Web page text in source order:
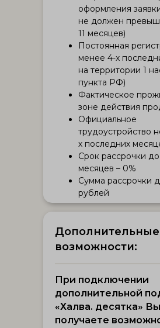
Дополнительные
возможности:
При подключении
дополнительной
«Халва. десятка» Вы
получаете
оформления
не должен
11 месяцев)
Постоянная
менее 4-х
на территории 1
пункта РФ)
Фактическое
зоне действия
Официальное
трудоустройство
х последних
Срок рассрочки
месяцев – 0%
Сумма рассрочки
рублей